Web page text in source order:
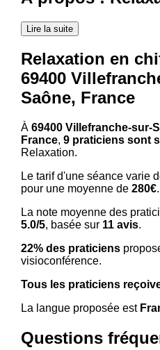
Lire la suite
Relaxation en
69400
Saône, France
À 69400 Villefranche-sur-
France, 9 praticiens sont
Relaxation.
Le tarif d'une séance varie
pour une moyenne de 280€.
La note moyenne des
5.0/5, basée sur 11 avis.
22% des praticiens
visioconférence.
Tous les praticiens
La langue proposée est
Questions